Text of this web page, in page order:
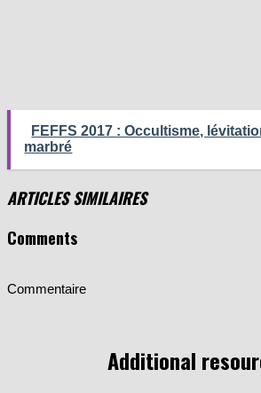
FEFFS 2017 : Occultisme,
marbré
ARTICLES SIMILAIRES
Comments
Commentaire
Additional